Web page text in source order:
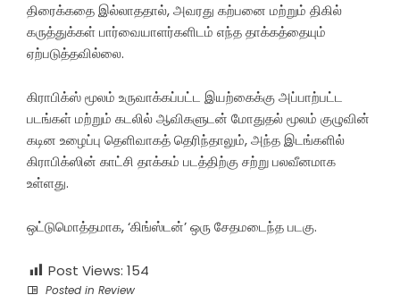
திரைக்கதை இல்லாததால், அவரது கற்பனை மற்றும் திகில்
கருத்துக்கள் பார்வையாளர்களிடம் எந்த தாக்கத்தையும்
ஏற்படுத்தவில்லை.
கிராபிக்ஸ் மூலம் உருவாக்கப்பட்ட இயற்கைக்கு அப்பாற்பட்ட
படங்கள் மற்றும் கடலில் ஆவிகளுடன் மோதுதல் மூலம் குழுவின்
கடின உழைப்பு தெளிவாகத் தெரிந்தாலும், அந்த இடங்களில்
கிராபிக்ஸின் காட்சி தாக்கம் படத்திற்கு சற்று பலவீனமாக
உள்ளது.
ஒட்டுமொத்தமாக, ‘கிங்ஸ்டன்’ ஒரு சேதமடைந்த படகு.
Post Views: 154
Posted in Review